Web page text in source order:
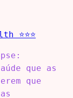
que as
que